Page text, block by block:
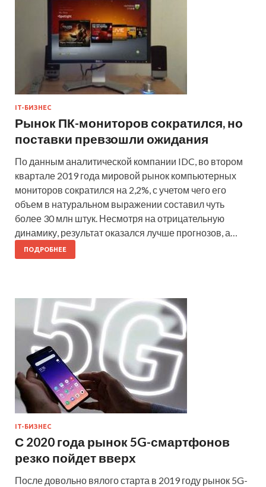
IT-БИЗНЕС
Рынок ПК-мониторов сократился, но
поставки превзошли ожидания
По данным аналитической компании IDC, во втором
квартале 2019 года мировой рынок компьютерных
мониторов сократился на 2,2%, с учетом чего его
объем в натуральном выражении составил чуть
более 30 млн штук. Несмотря на отрицательную
динамику, результат оказался лучше прогнозов, а…
ПОДРОБНЕЕ
IT-БИЗНЕС
С 2020 года рынок 5G-смартфонов
резко пойдет вверх
После довольно вялого старта в 2019 году рынок 5G-